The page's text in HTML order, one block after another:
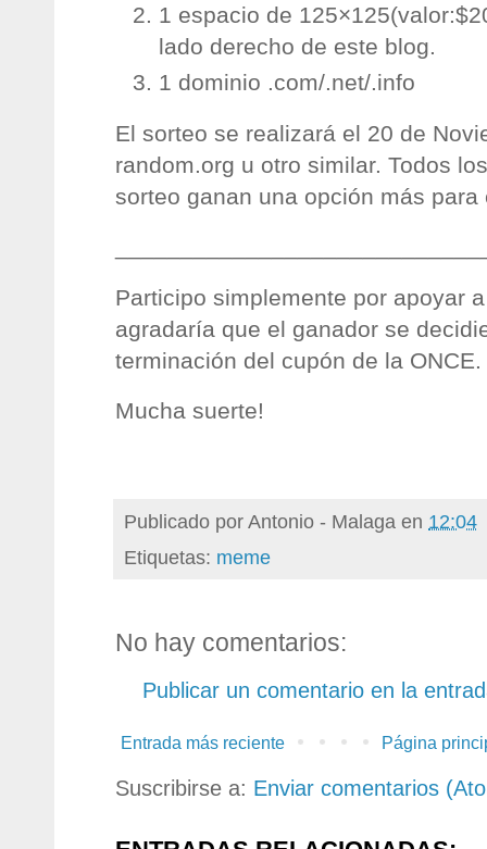
1 espacio de
lado derecho de este blog.
1 dominio .com/.net/.info
El sorteo se realizará el 20 de
random.org u otro similar. Todos
sorteo ganan una opción más
Participo simplemente por apoyar
agradaría que el ganador se
terminación del cupón de la ONCE.
Mucha suerte!
Publicado porAntonio - Malaga en 12:04
Etiquetas: meme
No hay comentarios:
Publicar un comentario en la
Entrada más reciente Página
Suscribirse a: Enviar comentarios